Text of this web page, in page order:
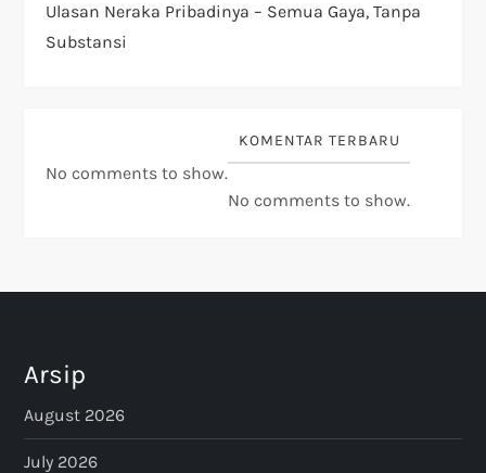
Ulasan Neraka Pribadinya – Semua Gaya, Tanpa
Substansi
No comments to show.
KOMENTAR TERBARU
No comments to show.
Arsip
August 2026
July 2026